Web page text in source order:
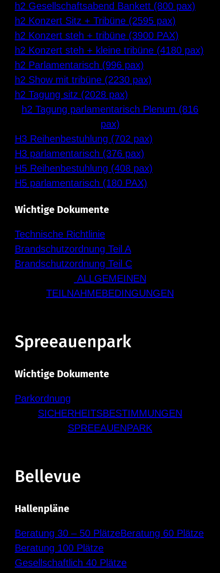
h2 Gesellschaftsabend Bankett (800 pax)
h2 Konzert Sitz + Tribüne (2595 pax)
h2 Konzert steh + tribüne (3900 PAX)
h2 Konzert steh + kleine tribüne (4180 pax)
h2 Parlamentarisch (996 pax)
h2 Show mit tribüne (2230 pax)
h2 Tagung sitz (2028 pax)
h2 Tagung parlamentarisch Plenum (816
pax)
H3 Reihenbestuhlung (702 pax)
H3 parlamentarisch (376 pax)
H5 Reihenbestuhlung (408 pax)
H5 parlamentarisch (180 PAX)
Wichtige Dokumente
Technische Richtlinie
Brandschutzordnung Teil A
Brandschutzordnung Teil C
ALLGEMEINEN
TEILNAHMEBEDINGUNGEN
Spreeauenpark
Wichtige Dokumente
Parkordnung
SICHERHEITSBESTIMMUNGEN
SPREEAUENPARK
Bellevue
Hallenpläne
Beratung 30 – 50 PlätzeBeratung 60 Plätze
Beratung 100 Plätze
Gesellschaftlich 40 Plätze